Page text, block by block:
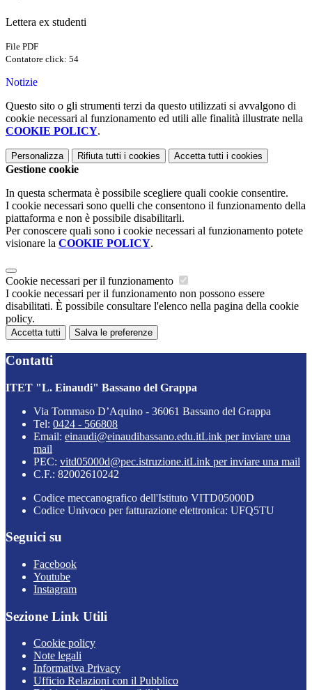
Lettera ex studenti
File PDF
Contatore click: 54
Notizie
Questo sito o gli strumenti terzi da questo utilizzati si avvalgono di
cookie necessari al funzionamento ed utili alle finalità illustrate nella
COOKIE POLICY.
Personalizza Rifiuta tutti i cookies Accetta tutti i cookies
Gestione cookie
In questa schermata è possibile scegliere quali cookie consentire.
I cookie necessari sono quelli che consentono il funzionamento della
piattaforma e non è possibile disabilitarli.
Per conoscere quali sono i cookie necessari al funzionamento potete
visionare la COOKIE POLICY.
Cookie necessari per il funzionamento
I cookie necessari per il funzionamento non possono essere
disabilitati. È possibile consultare l'elenco nella pagina della cookie
policy.
Accetta tutti Salva le preferenze
Contatti
ITET "L. Einaudi" Bassano del Grappa
Via Tommaso D’Aquino - 36061 Bassano del Grappa
Tel: 0424 - 566808
Email: einaudi@einaudibassano.edu.itLink per inviare una
mail
PEC: vitd05000d@pec.istruzione.itLink per inviare una mail
C.F.: 82002610242
Codice meccanografico dell'Istituto VITD05000D
Codice Univoco per fatturazione elettronica: UFQ5TU
Seguici su
Facebook
Youtube
Instagram
Sezione Link Utili
Cookie policy
Note legali
Informativa Privacy
Ufficio Relazioni con il Pubblico